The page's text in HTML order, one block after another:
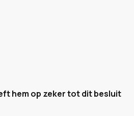
hem op zeker tot dit besluit